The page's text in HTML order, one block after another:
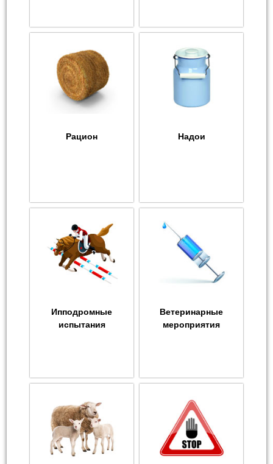
Рацион Надои
Ипподромные
испытания
Ветеринарные
мероприятия